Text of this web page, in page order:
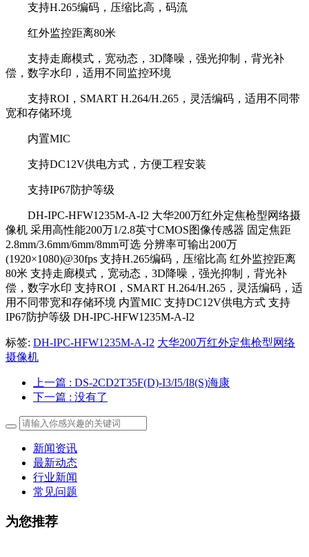
支持H.265编码，压缩比高，码流
红外监控距离80米
支持走廊模式，宽动态，3D降噪，强光抑制，背光补
偿，数字水印，适用不同监控环境
支持ROI，SMART H.264/H.265，灵活编码，适用不同带
宽和存储环境
内置MIC
支持DC12V供电方式，方便工程安装
支持IP67防护等级
DH-IPC-HFW1235M-A-I2 大华200万红外定焦枪型网络摄
像机 采用高性能200万1/2.8英寸CMOS图像传感器 固定焦距
2.8mm/3.6mm/6mm/8mm可选 分辨率可输出200万
(1920×1080)@30fps 支持H.265编码，压缩比高 红外监控距离
80米 支持走廊模式，宽动态，3D降噪，强光抑制，背光补
偿，数字水印 支持ROI，SMART H.264/H.265，灵活编码，适
用不同带宽和存储环境 内置MIC 支持DC12V供电方式 支持
IP67防护等级 DH-IPC-HFW1235M-A-I2
标签: DH-IPC-HFW1235M-A-I2 大华200万红外定焦枪型网络
摄像机
上一篇 : DS-2CD2T35F(D)-I3/I5/I8(S)海康
下一篇 : 没有了
新闻资讯
最新动态
行业新闻
常见问题
为您推荐